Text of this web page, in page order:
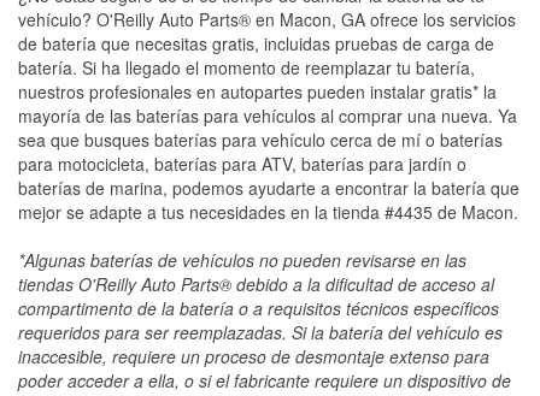
vehículo? O'Reilly Auto Parts® en Macon, GA ofrece los servicios
de batería que necesitas gratis, incluidas pruebas de carga de
batería. Si ha llegado el momento de reemplazar tu batería,
nuestros profesionales en autopartes pueden instalar gratis* la
mayoría de las baterías para vehículos al comprar una nueva. Ya
sea que busques baterías para vehículo cerca de mí o baterías
para motocicleta, baterías para ATV, baterías para jardín o
baterías de marina, podemos ayudarte a encontrar la batería que
mejor se adapte a tus necesidades en la tienda #4435 de Macon.
*Algunas baterías de vehículos no pueden revisarse en las
tiendas O'Reilly Auto Parts® debido a la dificultad de acceso al
compartimento de la batería o a requisitos técnicos específicos
requeridos para ser reemplazadas. Si la batería del vehículo es
inaccesible, requiere un proceso de desmontaje extenso para
poder acceder a ella, o si el fabricante requiere un dispositivo de